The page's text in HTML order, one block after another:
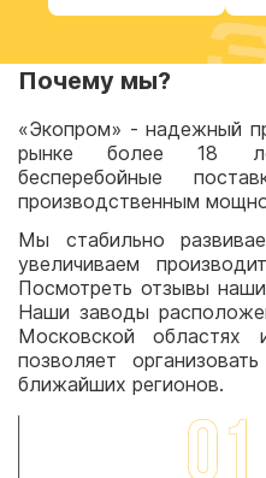
Почему мы?
«Экопром» - надежный
рынке более 18
бесперебойные
производственным
Мы стабильно
увеличиваем
Посмотреть отзывы
Наши заводы
Московской областях
позволяет
ближайших регионов.